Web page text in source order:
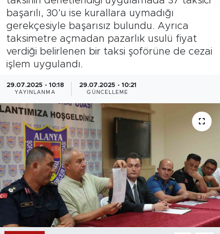
başarılı, 30’u ise kurallara uymadığı
gerekçesiyle başarısız bulundu. Ayrıca
taksimetre açmadan pazarlık usulü fiyat
verdiği belirlenen bir taksi şoförüne de cezai
işlem uygulandı.
29.07.2025 - 10:18
YAYINLANMA
29.07.2025 - 10:21
GÜNCELLEME
Özel Haber
Politika
Sağlık
Spor
Turizm